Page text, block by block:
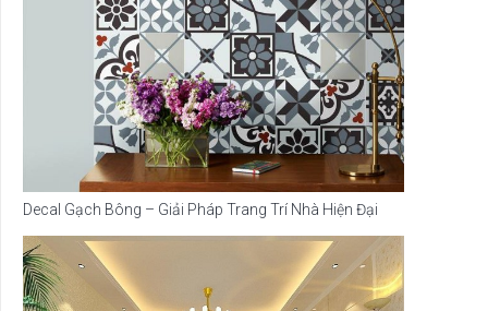
Decal Gạch Bông – Giải Pháp Trang Trí Nhà Hiện Đại